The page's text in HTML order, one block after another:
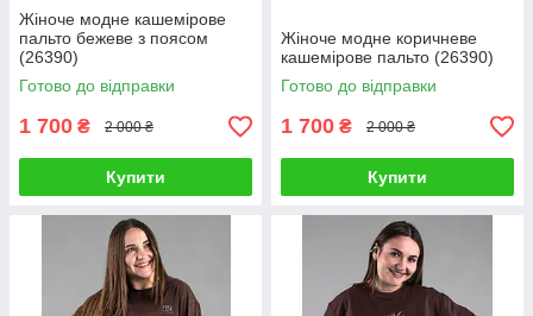
Жіноче модне кашемірове
пальто бежеве з поясом
(26390)
Готово до відправки
1 700 ₴ 2 000 ₴
Купити
Жіноче модне коричневе
кашемірове пальто (26390)
Готово до відправки
1 700 ₴ 2 000 ₴
Купити